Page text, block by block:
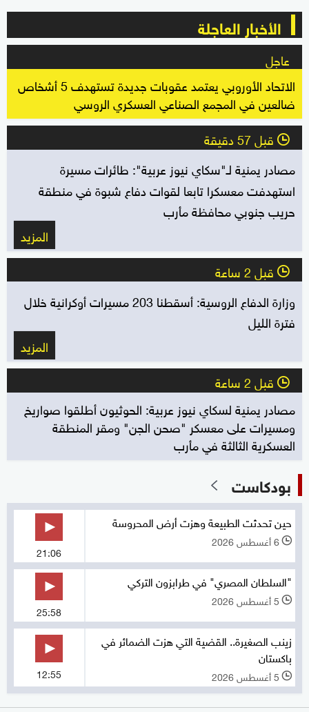
الأخبار العاجلة
عاجل
الاتحاد الأوروبي يعتمد عقوبات جديدة تستهدف 5 أشخاص
ضالعين في المجمع الصناعي العسكري الروسي
l قبل 57 دقيقة
مصادر يمنية لـ"سكاي نيوز عربية": طائرات مسيرة
استهدفت معسكرا تابعا لقوات دفاع شبوة في منطقة
حريب جنوبي محافظة مأرب
المزيد
l قبل 2 ساعة
وزارة الدفاع الروسية: أسقطنا 203 مسيرات أوكرانية خلال
فترة الليل
المزيد
l قبل 2 ساعة
مصادر يمنية لسكاي نيوز عربية: الحوثيون أطلقوا صواريخ
ومسيرات على معسكر "صحن الجن" ومقر المنطقة
العسكرية الثالثة في مأرب
بودكاست
حين تحدثت الطبيعة وهزت أرض المحروسة
l 6 أغسطس 2026
21:06
"السلطان المصري" في طرابزون التركي
l 5 أغسطس 2026
25:58
زينب الصغيرة.. القضية التي هزت الضمائر في
باكستان
l 5 أغسطس 2026 12:55